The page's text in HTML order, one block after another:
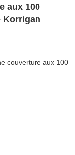
aux 100
Korrigan